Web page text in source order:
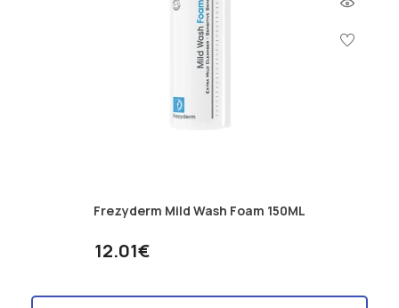
Frezyderm Mild Wash Foam 150ML
12.01€